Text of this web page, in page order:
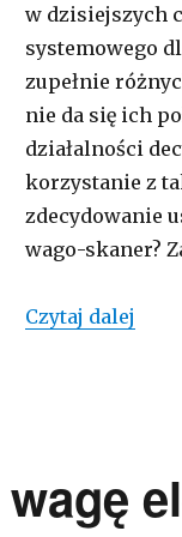
w dzisiejszych
systemowego
zupełnie
nie da się ich
działalności
korzystanie z
zdecydowanie
wago-skaner?
Czytaj dalej